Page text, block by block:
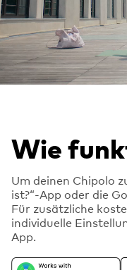
Wie
Um deinen Chipolo
ist?“-App oder die
Für zusätzliche
individuelle
App.